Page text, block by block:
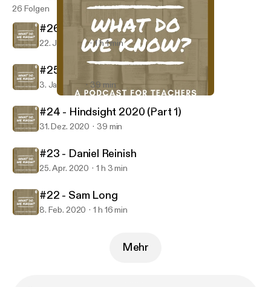
What Do We Know? A Podcast for Teachers
26 Folgen
#26 - Laura Boyle
22. Juni 2021 1 h 1 min
#25 - Hindsight 2020 (Part 2)
3. Jan. 2021 39 min
#24 - Hindsight 2020 (Part 1)
31. Dez. 2020 39 min
#23 - Daniel Reinish
25. Apr. 2020 1 h 3 min
#22 - Sam Long
8. Feb. 2020 1 h 16 min
Mehr